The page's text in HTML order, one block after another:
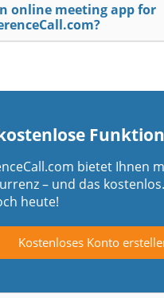
online meeting app for
bietet Ihnen
– und das
heute!
Kostenloses Konto